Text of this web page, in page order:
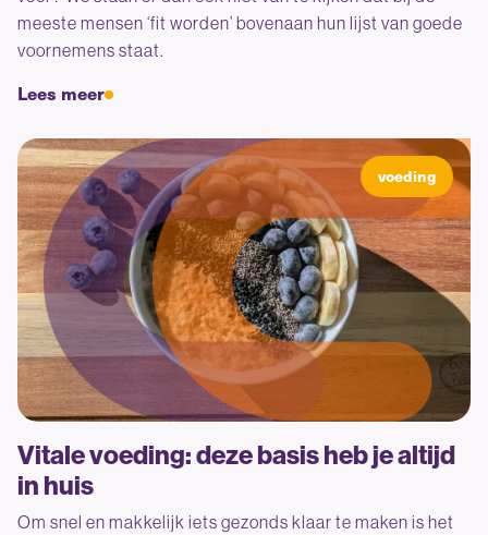
meeste mensen ‘fit worden’ bovenaan hun lijst van goede
voornemens staat.
Lees meer
voeding
Vitale voeding: deze basis heb je altijd
in huis
Om snel en makkelijk iets gezonds klaar te maken is het